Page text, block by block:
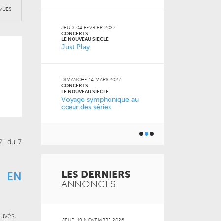
VUES
du 7
EN
JEUDI 04 FÉVRIER 2027
CONCERTS
LE NOUVEAU SIÈCLE
Just Play
DIMANCHE 14 MARS 2027
CONCERTS
LE NOUVEAU SIÈCLE
Voyage symphonique au
cœur des séries
LES DERNIERS
ANNONCÉS